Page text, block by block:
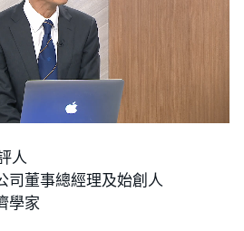
人
司董事總經理及始創人
學家